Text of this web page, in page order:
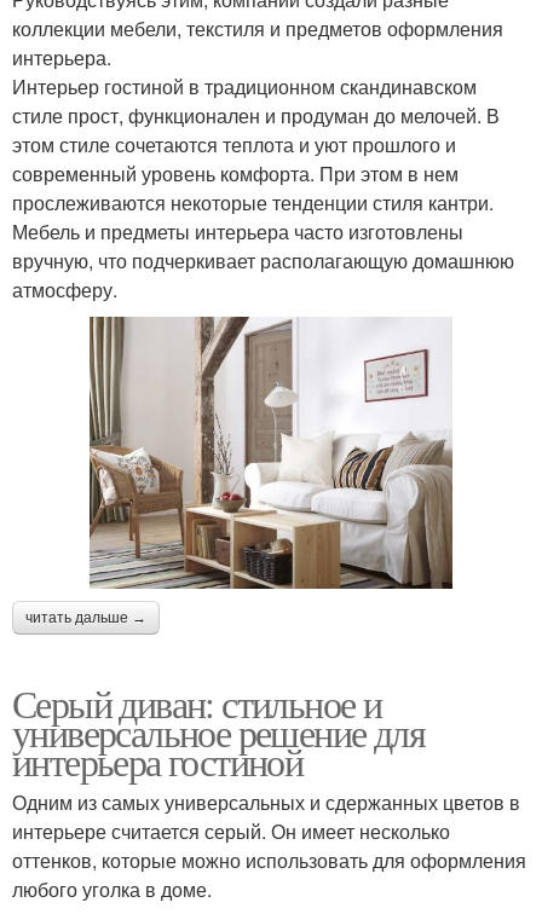
коллекции мебели, текстиля и предметов оформления
интерьера.
Интерьер гостиной в традиционном скандинавском
стиле прост, функционален и продуман до мелочей. В
этом стиле сочетаются теплота и уют прошлого и
современный уровень комфорта. При этом в нем
прослеживаются некоторые тенденции стиля кантри.
Мебель и предметы интерьера часто изготовлены
вручную, что подчеркивает располагающую домашнюю
атмосферу.
читать дальше →
Серый диван: стильное и
универсальное решение для
интерьера гостиной
Одним из самых универсальных и сдержанных цветов в
интерьере считается серый. Он имеет несколько
оттенков, которые можно использовать для оформления
любого уголка в доме.